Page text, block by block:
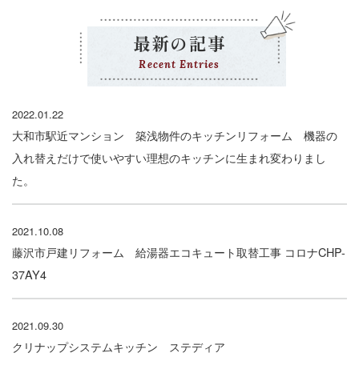
最新の記事
Recent Entries
2022.01.22
大和市駅近マンション 築浅物件のキッチンリフォーム 機器の
入れ替えだけで使いやすい理想のキッチンに生まれ変わりまし
た。
2021.10.08
藤沢市戸建リフォーム 給湯器エコキュート取替工事 コロナCHP-
37AY4
2021.09.30
クリナップシステムキッチン ステディア